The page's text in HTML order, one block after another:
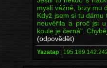
myslí vážně, brzy mu
Když jsem si tu
neuvěřila a proč jsi
koule je černá".
(odpovědět)
Yazatap |